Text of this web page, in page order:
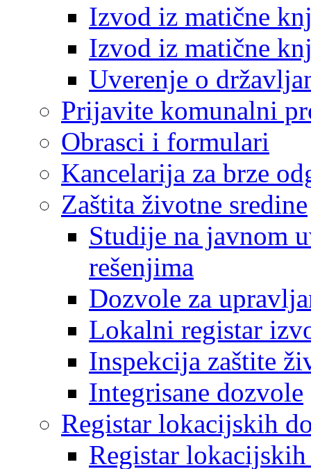
Izvod iz matične
Izvod iz matične
Uverenje o
Prijavite komunalni
Obrasci i formulari
Kancelarija za brze
Zaštita životne sredine
Studije na javnom
rešenjima
Dozvole za
Lokalni registar
Inspekcija zaštite
Integrisane dozvole
Registar lokacijskih
Registar